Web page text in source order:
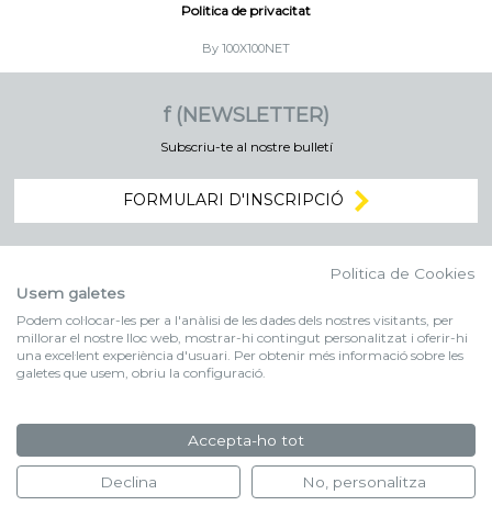
Politica de privacitat
By 100X100NET
f (NEWSLETTER)
Subscriu-te al nostre bulletí
FORMULARI D'INSCRIPCIÓ
Politica de Cookies
Usem galetes
Podem col·locar-les per a l'anàlisi de les dades dels nostres visitants, per
millorar el nostre lloc web, mostrar-hi contingut personalitzat i oferir-hi
una excel·lent experiència d'usuari. Per obtenir més informació sobre les
galetes que usem, obriu la configuració.
Accepta-ho tot
Declina No, personalitza